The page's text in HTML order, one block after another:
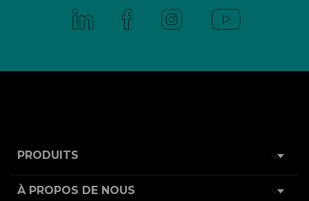
PRODUITS 
À PROPOS DE NOUS 